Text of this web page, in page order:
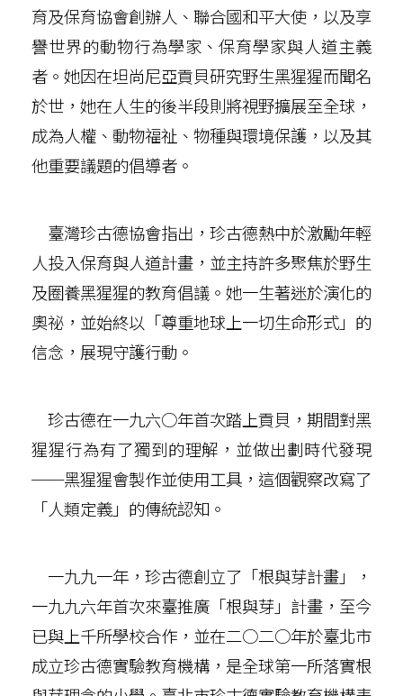
育及保育協會創辦人、聯合國和平大使，以及享
譽世界的動物行為學家、保育學家與人道主義
者。她因在坦尚尼亞貢貝研究野生黑猩猩而聞名
於世，她在人生的後半段則將視野擴展至全球，
成為人權、動物福祉、物種與環境保護，以及其
他重要議題的倡導者。
臺灣珍古德協會指出，珍古德熱中於激勵年輕
人投入保育與人道計畫，並主持許多聚焦於野生
及圈養黑猩猩的教育倡議。她一生著迷於演化的
奧祕，並始終以「尊重地球上一切生命形式」的
信念，展現守護行動。
珍古德在一九六○年首次踏上貢貝，期間對黑
猩猩行為有了獨到的理解，並做出劃時代發現
──黑猩猩會製作並使用工具，這個觀察改寫了
「人類定義」的傳統認知。
一九九一年，珍古德創立了「根與芽計畫」，
一九九六年首次來臺推廣「根與芽」計畫，至今
已與上千所學校合作，並在二○二○年於臺北市
成立珍古德實驗教育機構，是全球第一所落實根